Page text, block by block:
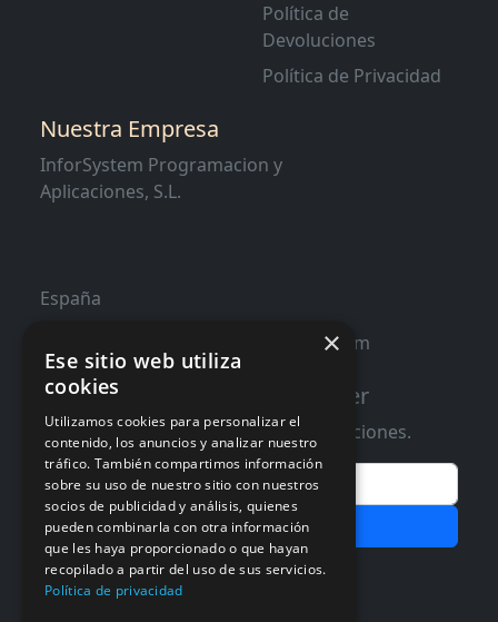
Política de
Devoluciones
Política de Privacidad
Nuestra Empresa
InforSystem Programacion y
Aplicaciones, S.L.
España
contacto@distribucioninformatica.com
Suscribete a nuestro Newsletter
Te informaremos de ofertas y promociones.
Email
Subscribir
Aceptar Politica dePrivacidad
×
Ese sitio web utiliza
cookies
Utilizamos cookies para personalizar el
contenido, los anuncios y analizar nuestro
tráfico. También compartimos información
sobre su uso de nuestro sitio con nuestros
socios de publicidad y análisis, quienes
pueden combinarla con otra información
que les haya proporcionado o que hayan
recopilado a partir del uso de sus servicios.
Política de privacidad